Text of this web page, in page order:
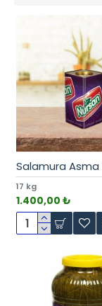
17 kg
1.400,00 ₺